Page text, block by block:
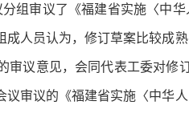
审议了《福建省实施〈中
人员认为，修订草案比较成
议意见，会同代表工委对修
审议的《福建省实施〈中华